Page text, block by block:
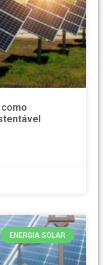
ENERGIA SOLAR